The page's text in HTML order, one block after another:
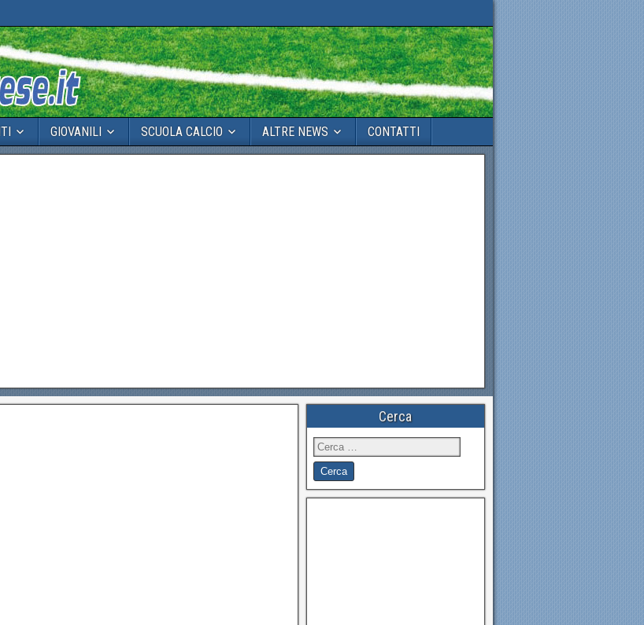
GIOVANILI SCUOLA CALCIO ALTRE NEWS CONTATTI
Cerca